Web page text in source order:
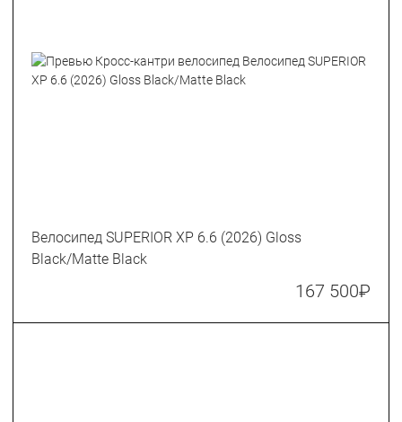
Велосипед SUPERIOR XP 6.6 (2026) Gloss
Black/Matte Black
167 500₽